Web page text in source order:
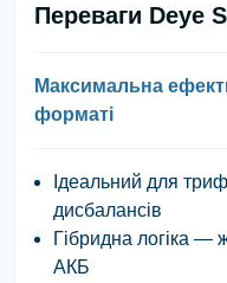
Переваги Deye
Максимальна
форматі
Ідеальний для
дисбалансів
Гібридна логіка —
АКБ